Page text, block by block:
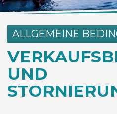
HOME ALLGEMEINE BEDINGUNGEN
ALLGEMEINE
UND